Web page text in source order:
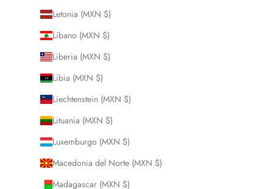
Letonia (MXN $)
Líbano (MXN $)
Liberia (MXN $)
Libia (MXN $)
Liechtenstein (MXN $)
Lituania (MXN $)
Luxemburgo (MXN $)
Macedonia del Norte (MXN $)
Madagascar (MXN $)